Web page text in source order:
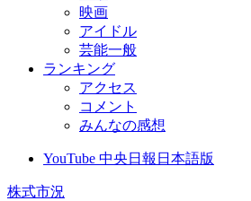
映画
アイドル
芸能一般
ランキング
アクセス
コメント
みんなの感想
YouTube 中央日報日本語版
株式市況